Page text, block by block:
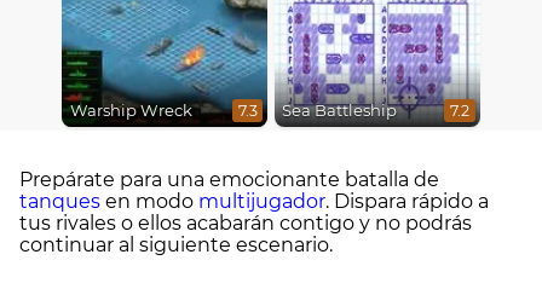
Warship Wreck 7.3 Sea Battleship 7.2
Prepárate para una emocionante batalla de
tanques en modo multijugador. Dispara rápido a
tus rivales o ellos acabarán contigo y no podrás
continuar al siguiente escenario.